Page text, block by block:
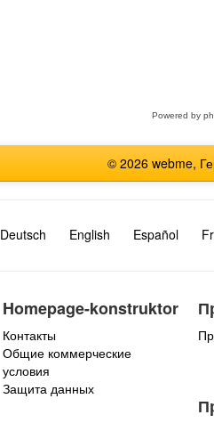
Powered by
© 2026 webme,
Deutsch English Español
Homepage-konstruktor
Контакты
Общие коммерческие
условия
Защита данных